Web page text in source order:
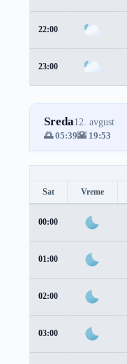
22:00
23:00
Sreda12. avgust
🌅 05:39🌇 19:53
Sat Vreme
00:00
01:00
02:00
03:00